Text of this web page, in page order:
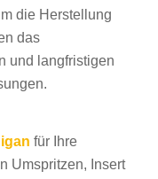
die Herstellung
das
und langfristigen
für Ihre
Umspritzen, Insert